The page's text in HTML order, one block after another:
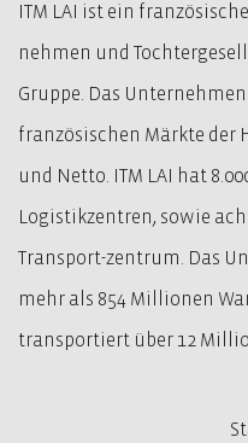
ITM LAI ist ein
nehmen und
Gruppe. Das
französischen Märkte der
und Netto. ITM LAI hat
Logistikzentren, sowie
Transport-zentrum. Das
mehr als 854 Millionen
transportiert über 12